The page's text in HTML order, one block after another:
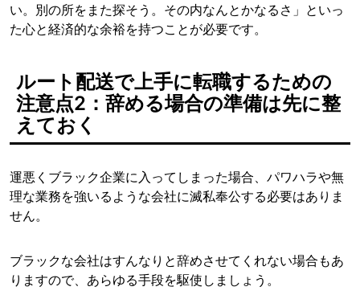
い。別の所をまた探そう。その内なんとかなるさ」といっ
た心と経済的な余裕を持つことが必要です。
ルート配送で上手に転職するための
注意点2：辞める場合の準備は先に整
えておく
運悪くブラック企業に入ってしまった場合、パワハラや無
理な業務を強いるような会社に滅私奉公する必要はありま
せん。
ブラックな会社はすんなりと辞めさせてくれない場合もあ
りますので、あらゆる手段を駆使しましょう。